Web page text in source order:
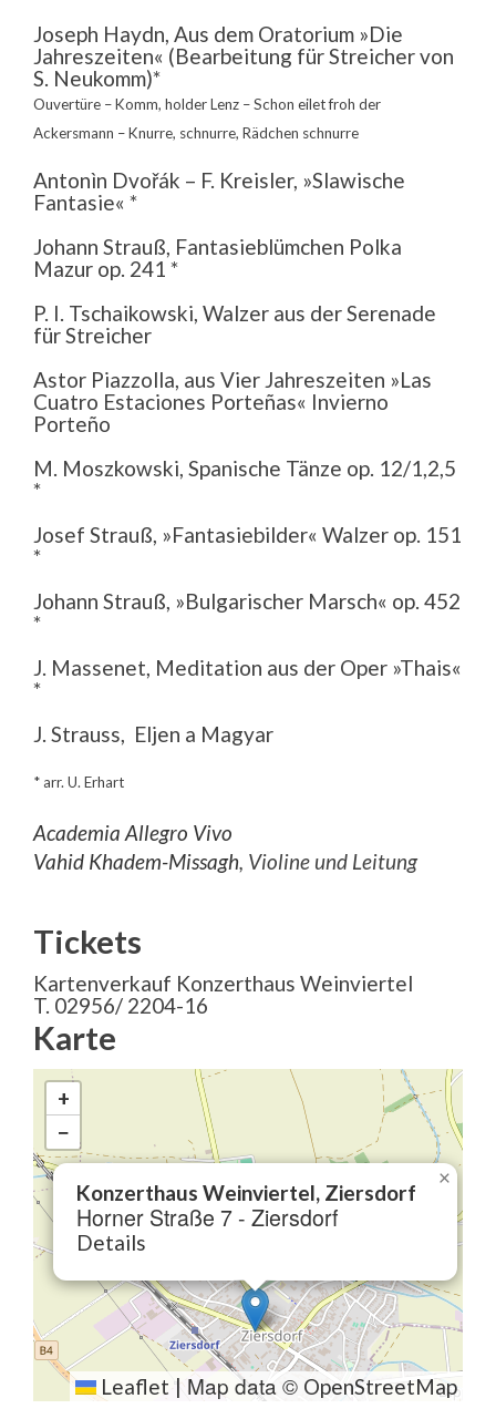
Joseph Haydn, Aus dem Oratorium »Die
Jahreszeiten« (Bearbeitung für Streicher von
S. Neukomm)*
Ouvertüre – Komm, holder Lenz – Schon eilet froh der
Ackersmann – Knurre, schnurre, Rädchen schnurre
Antonìn Dvořák – F. Kreisler, »Slawische
Fantasie« *
Johann Strauß, Fantasieblümchen Polka
Mazur op. 241 *
P. I. Tschaikowski, Walzer aus der Serenade
für Streicher
Astor Piazzolla, aus Vier Jahreszeiten »Las
Cuatro Estaciones Porteñas« Invierno
Porteño
M. Moszkowski, Spanische Tänze op. 12/1,2,5
*
Josef Strauß, »Fantasiebilder« Walzer op. 151
*
Johann Strauß, »Bulgarischer Marsch« op. 452
*
J. Massenet, Meditation aus der Oper »Thais«
*
J. Strauss, Eljen a Magyar
* arr. U. Erhart
Academia Allegro Vivo
Vahid Khadem-Missagh, Violine und Leitung
Tickets
Kartenverkauf Konzerthaus Weinviertel
T. 02956/ 2204-16
Karte
Konzerthaus Weinviertel, Ziersdorf
Horner Straße 7 - Ziersdorf
Details
×
+
−
Leaflet | Map data © OpenStreetMap